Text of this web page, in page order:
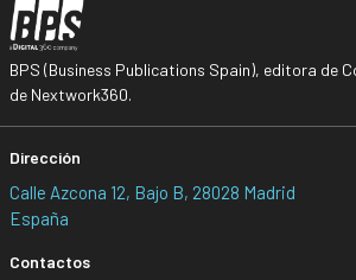
BPS (Business Publications Spain), editora de
de Nextwork360.
Dirección
Calle Azcona 12, Bajo B, 28028 Madrid
España
Contactos